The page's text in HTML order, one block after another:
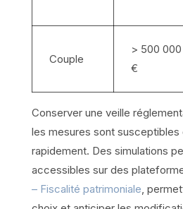
Couple
> 500 000
€
Conserver une veille
les mesures sont susceptibles
rapidement. Des simulations
accessibles sur des
– Fiscalité patrimoniale,